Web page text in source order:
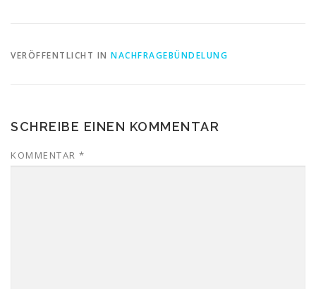
VERÖFFENTLICHT IN NACHFRAGEBÜNDELUNG
SCHREIBE EINEN KOMMENTAR
KOMMENTAR *